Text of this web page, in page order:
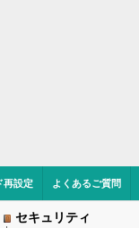
再設定 よくあるご質問
セキュリティ